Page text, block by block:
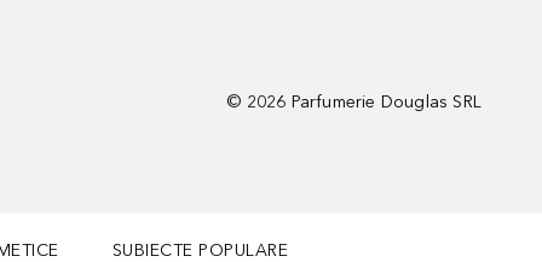
© 2026 Parfumerie Douglas SRL
SUBIECTE POPULARE